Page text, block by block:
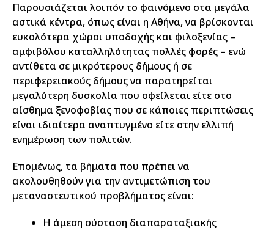
Παρουσιάζεται λοιπόν το φαινόμενο στα μεγάλα
αστικά κέντρα, όπως είναι η Αθήνα, να βρίσκονται
ευκολότερα χώροι υποδοχής και φιλοξενίας –
αμφιβόλου καταλληλότητας πολλές φορές – ενώ
αντίθετα σε μικρότερους δήμους ή σε
περιφερειακούς δήμους να παρατηρείται
μεγαλύτερη δυσκολία που οφείλεται είτε στο
αίσθημα ξενοφοβίας που σε κάποιες περιπτώσεις
είναι ιδιαίτερα αναπτυγμένο είτε στην ελλιπή
ενημέρωση των πολιτών.
Επομένως, τα βήματα που πρέπει να
ακολουθηθούν για την αντιμετώπιση του
μεταναστευτικού προβλήματος είναι:
Η άμεση σύσταση διαπαραταξιακής